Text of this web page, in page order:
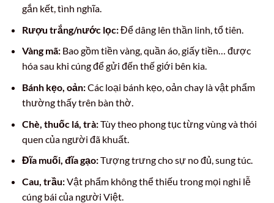
gắn kết, tình nghĩa.
Rượu trắng/nước lọc:Để dâng lên thần linh, tổ tiên.
Vàng mã:Bao gồm tiền vàng, quần áo, giấy tiền… được
hóa sau khi cúng để gửi đến thế giới bên kia.
Bánh kẹo, oản:Các loại bánh kẹo, oản chay là vật phẩm
thường thấy trên bàn thờ.
Chè, thuốc lá, trà:Tùy theo phong tục từng vùng và thói
quen của người đã khuất.
Đĩa muối, đĩa gạo:Tượng trưng cho sự no đủ, sung túc.
Cau, trầu:Vật phẩm không thể thiếu trong mọi nghi lễ
cúng bái của người Việt.